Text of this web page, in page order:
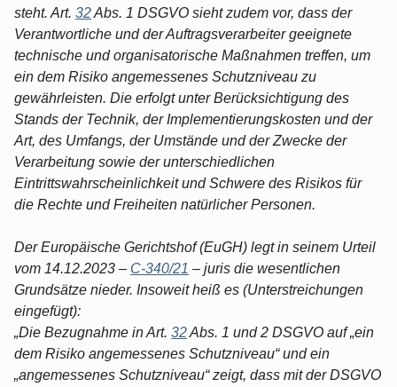
steht. Art. 32Abs. 1 DSGVO sieht zudem vor, dass der
Verantwortliche und der Auftragsverarbeiter geeignete
technische und organisatorische Maßnahmen treffen, um
ein dem Risiko angemessenes Schutzniveau zu
gewährleisten. Die erfolgt unter Berücksichtigung des
Stands der Technik, der Implementierungskosten und der
Art, des Umfangs, der Umstände und der Zwecke der
Verarbeitung sowie der unterschiedlichen
Eintrittswahrscheinlichkeit und Schwere des Risikos für
die Rechte und Freiheiten natürlicher Personen.
Der Europäische Gerichtshof (EuGH) legt in seinem Urteil
vom 14.12.2023 – C-340/21 – juris die wesentlichen
Grundsätze nieder. Insoweit heiß es (Unterstreichungen
eingefügt):
„Die Bezugnahme in Art. 32Abs. 1 und 2 DSGVO auf „ein
dem Risiko angemessenes Schutzniveau“ und ein
„angemessenes Schutzniveau“ zeigt, dass mit der DSGVO